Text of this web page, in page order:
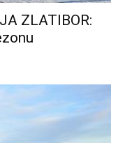
ZLATIBOR: